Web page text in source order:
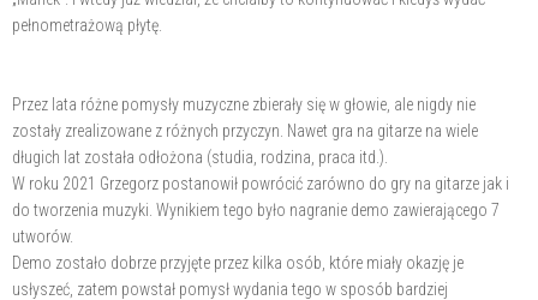
pełnometrażową płytę.
Przez lata różne pomysły muzyczne zbierały się w głowie, ale nigdy nie
zostały zrealizowane z różnych przyczyn. Nawet gra na gitarze na wiele
długich lat została odłożona (studia, rodzina, praca itd.).
W roku 2021 Grzegorz postanowił powrócić zarówno do gry na gitarze jak i
do tworzenia muzyki. Wynikiem tego było nagranie demo zawierającego 7
utworów.
Demo zostało dobrze przyjęte przez kilka osób, które miały okazję je
usłyszeć, zatem powstał pomysł wydania tego w sposób bardziej